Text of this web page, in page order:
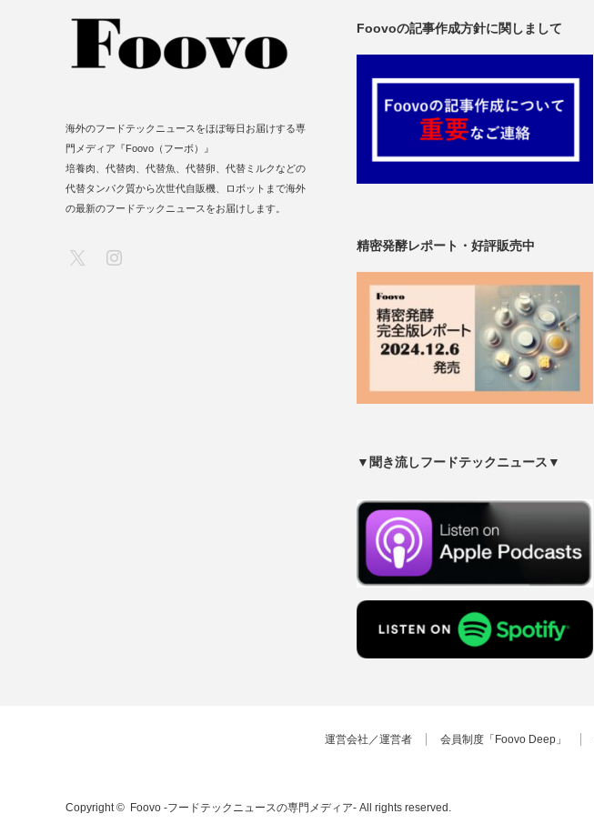
Foovoの記事作成方針に関しまして
精密発酵レポート・好評販売中
▼聞き流しフードテックニュース▼
海外のフードテックニュースをほぼ毎日お届けする専
門メディア『Foovo（フーボ）』
培養肉、代替肉、代替魚、代替卵、代替ミルクなどの
代替タンパク質から次世代自販機、ロボットまで海外
の最新のフードテックニュースをお届けします。
運営会社／運営者 会員制度「Foovo Deep」
Copyright © Foovo -フードテックニュースの専門メディア- All rights reserved.